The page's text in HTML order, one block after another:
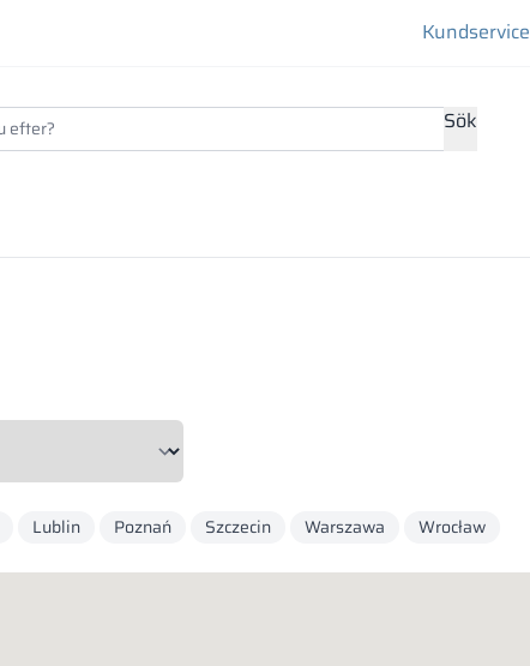
Kundservice
Sök
Lublin Poznań Szczecin Warszawa Wrocław